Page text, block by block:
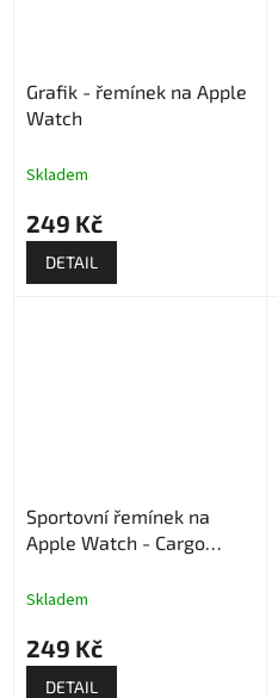
Grafik - řemínek na Apple
Watch
Skladem
249 Kč
DETAIL
Sportovní řemínek na
Apple Watch - Cargo
Skladem
249 Kč
DETAIL